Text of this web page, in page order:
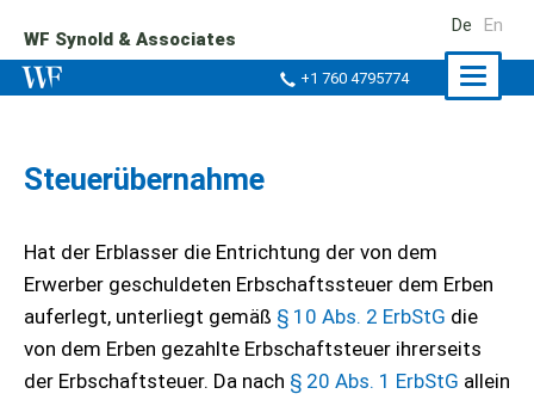
WF Synold & Associates
+1 760 4795774
De En
Steuerübernahme
Hat der Erblasser die Entrichtung der von dem
Erwerber geschuldeten Erbschaftssteuer dem Erben
auferlegt, unterliegt gemäß § 10 Abs. 2 ErbStG die
von dem Erben gezahlte Erbschaftsteuer ihrerseits
der Erbschaftsteuer. Da nach § 20 Abs. 1 ErbStG allein